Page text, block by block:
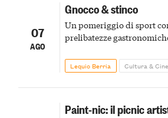
07
AGO
Gnocco & stinco
Un pomeriggio di sport
prelibatezze
Lequio Berria Cultura &
Paint-nic: il picnic